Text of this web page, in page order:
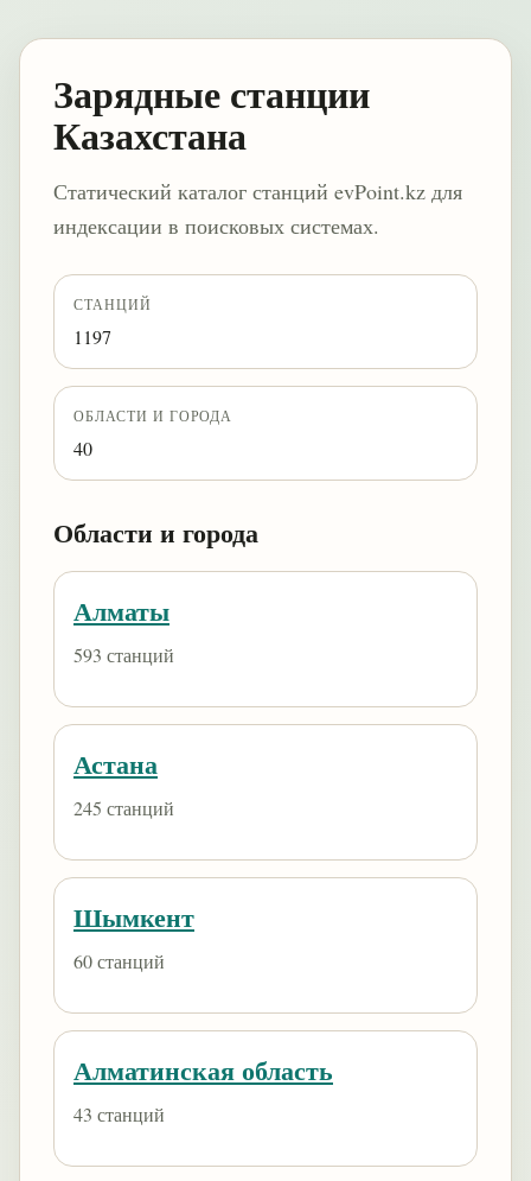
Зарядные станции
Казахстана
Статический каталог станций evPoint.kz для
индексации в поисковых системах.
СТАНЦИЙ
1197
ОБЛАСТИ И ГОРОДА
40
Области и города
Алматы
593 станций
Астана
245 станций
Шымкент
60 станций
Алматинская область
43 станций